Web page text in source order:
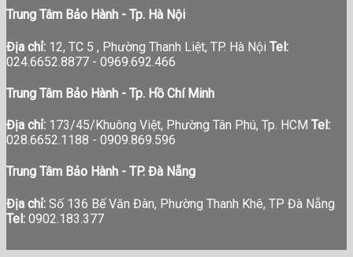
Trung Tâm Bảo Hành - Tp. Hà Nội
Địa chỉ: 12, TC 5 , Phường Thanh Liệt, TP. Hà Nội Tel:
024.6652.8877 - 0969.692.466
Trung Tâm Bảo Hành - Tp. Hồ Chí Minh
Địa chỉ: 173/45/Khuông Việt, Phường Tân Phú, Tp. HCM Tel:
028.6652.1188 - 0909.869.596
Trung Tâm Bảo Hành - TP. Đà Nẵng
Địa chỉ: Số 136 Bế Văn Đàn, Phường Thanh Khê, TP Đà Nẵng
Tel: 0902.183.377